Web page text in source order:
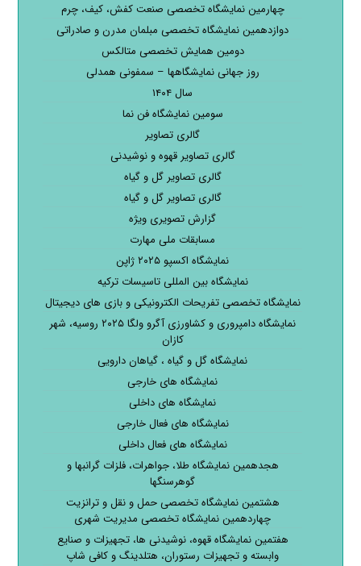
چهارمین نمایشگاه تخصصی صنعت کفش، کیف، چرم
دوازدهمین نمایشگاه تخصصی مبلمان مدرن و صادراتی
دومین همایش تخصصی متالکس
روز جهانی نمایشگاهها – سمفونی همدلی
سال ۱۴۰۴
سومین نمایشگاه فن نما
گالری تصاویر
گالری تصاویر قهوه و نوشیدنی
گالری تصاویر گل و گیاه
گالری تصاویر گل و گیاه
گزارش تصویری ویژه
مسابقات ملی مهارت
نمایشگاه اکسپو ۲۰۲۵ ژاپن
نمایشگاه بین المللی تاسیسات ترکیه
نمایشگاه تخصصی تفریحات الکترونیکی و بازی های دیجیتال
نمایشگاه دامپروری و کشاورزی آگرو ولگا ۲۰۲۵ روسیه، شهر
کازان
نمایشگاه گل و گیاه ، گیاهان دارویی
نمایشگاه های خارجی
نمایشگاه های داخلی
نمایشگاه های فعال خارجی
نمایشگاه های فعال داخلی
هجدهمین نمایشگاه طلا، جواهرات، فلزات گرانبها و
گوهرسنگها
هشتمین نمایشگاه تخصصی حمل و نقل و ترانزیت
چهاردهمین نمایشگاه تخصصی مدیریت شهری
هفتمین نمایشگاه قهوه، نوشیدنی ها، تجهیزات و صنایع
وابسته و تجهیزات رستوران، هتلدینگ و کافی شاپ